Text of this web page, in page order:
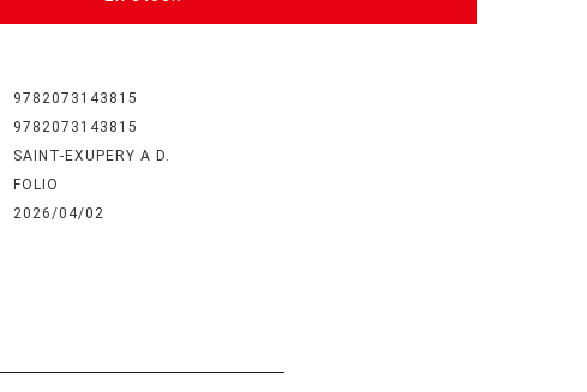
9782073143815
9782073143815
SAINT-EXUPERY A D.
FOLIO
2026/04/02